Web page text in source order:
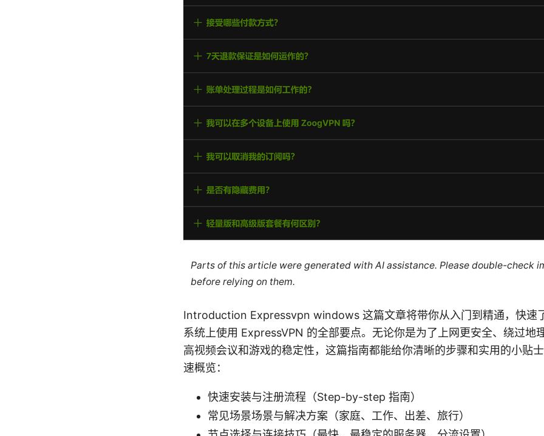
Parts of this article were generated with AI assistance. Please double-check
before relying on them.
Introduction Expressvpn windows 这篇文章将带你从入门到精通，快速
系统上使用 ExpressVPN 的全部要点。无论你是为了上网更安全、绕过地
高视频会议和游戏的稳定性，这篇指南都能给你清晰的步骤和实用的小贴
速概览：
快速安装与注册流程（Step-by-step 指南）
常见场景场景与解决方案（家庭、工作、出差、旅行）